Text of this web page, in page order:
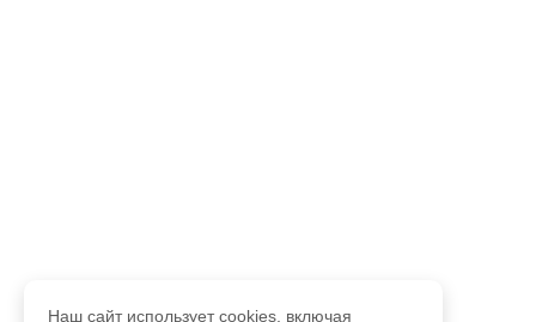
Наш сайт использует cookies, включая